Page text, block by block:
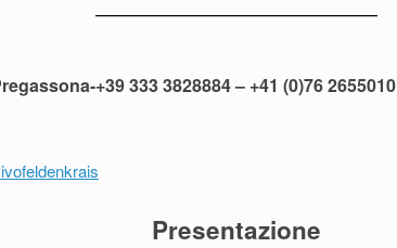
+39 333 3828884 – +41 (0)76 2655010
Presentazione